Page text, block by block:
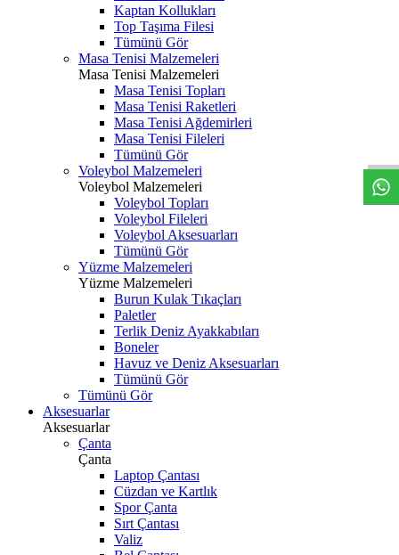
Kaptan Kollukları
Top Taşıma Filesi
Tümünü Gör
Masa Tenisi Malzemeleri
Masa Tenisi Malzemeleri
Masa Tenisi Topları
Masa Tenisi Raketleri
Masa Tenisi Ağdemirleri
Masa Tenisi Fileleri
Tümünü Gör
Voleybol Malzemeleri
Voleybol Malzemeleri
Voleybol Topları
Voleybol Fileleri
Voleybol Aksesuarları
Tümünü Gör
Yüzme Malzemeleri
Yüzme Malzemeleri
Burun Kulak Tıkaçları
Paletler
Terlik Deniz Ayakkabıları
Boneler
Havuz ve Deniz Aksesuarları
Tümünü Gör
Tümünü Gör
Aksesuarlar
Aksesuarlar
Çanta
Çanta
Laptop Çantası
Cüzdan ve Kartlık
Spor Çanta
Sırt Çantası
Valiz